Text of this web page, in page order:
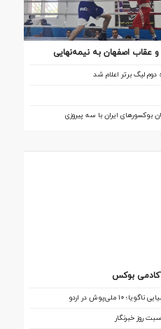
عقاب اصفهان به نیمه‌نهایی
دوم لیگ برتر اعلام شد
ایران با سه پیروزی
آکادمی بوکس
ملی‌پوش در اردو
روز خبرنگار